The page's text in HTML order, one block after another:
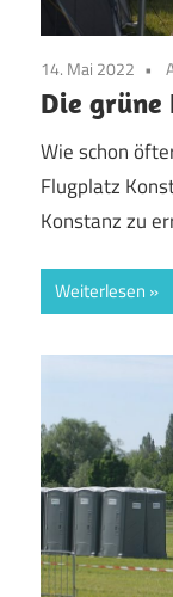
14. Mai 2022
Die grüne
Wie schon
Flugplatz
Konstanz zu
Weiterlesen